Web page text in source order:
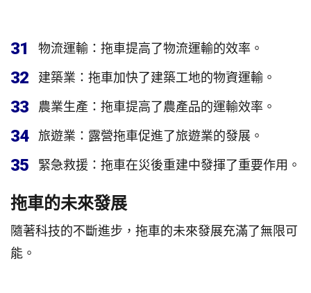
31 物流運輸：拖車提高了物流運輸的效率。
32 建築業：拖車加快了建築工地的物資運輸。
33 農業生產：拖車提高了農產品的運輸效率。
34 旅遊業：露營拖車促進了旅遊業的發展。
35 緊急救援：拖車在災後重建中發揮了重要作用。
拖車的未來發展
隨著科技的不斷進步，拖車的未來發展充滿了無限可
能。